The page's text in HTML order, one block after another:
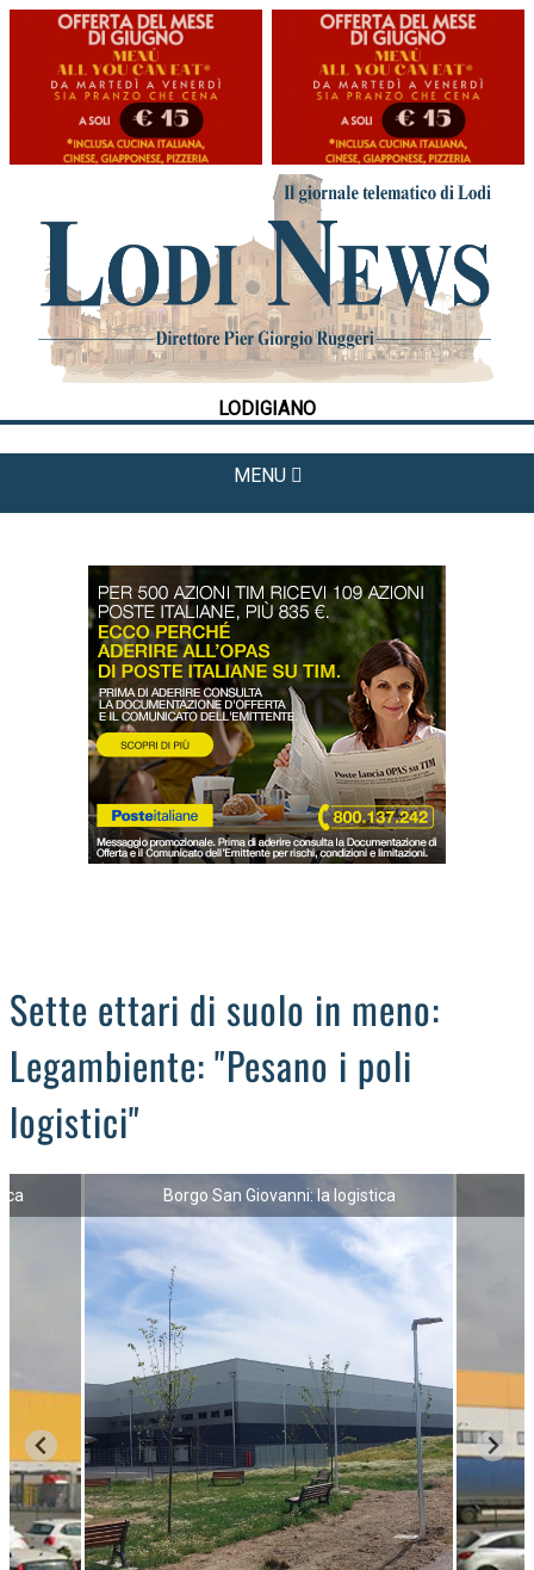
LODIGIANO
MENU
HOME
CRONACA
POLITICA
LA FOTO
METEO
CULTURA
DAL TERRITORIO
OROSCOPO
LA PIAZZA
ANIMALI
OCCHIO ALLA TRUFFA
NECROLOGI
Sette ettari di suolo in meno:
Legambiente: "Pesano i poli
logistici"
Borgo San Giovanni: la logistica